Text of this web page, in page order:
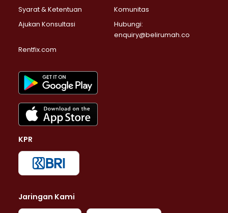
Syarat & Ketentuan
Komunitas
Ajukan Konsultasi
Hubungi:
enquiry@belirumah.co
Rentfix.com
KPR
Jaringan Kami